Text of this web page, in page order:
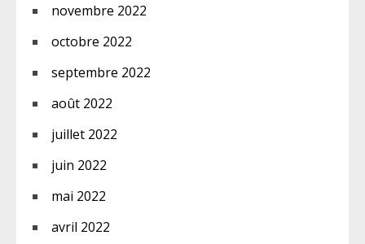
novembre 2022
octobre 2022
septembre 2022
août 2022
juillet 2022
juin 2022
mai 2022
avril 2022